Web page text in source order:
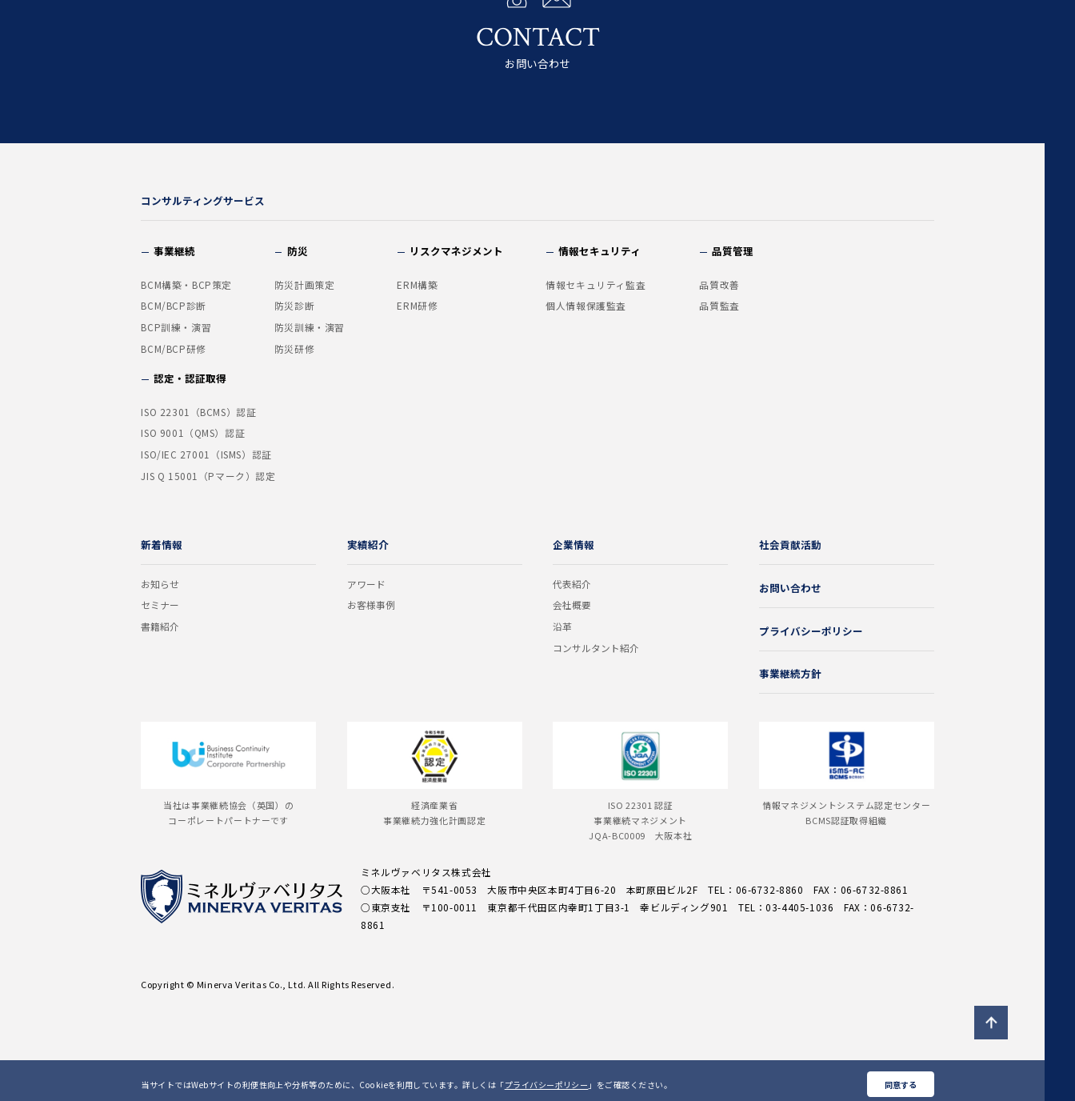
当サイトではWebサイトの利便性向上や分析等のために、Cookieを利用しています。詳しくは「プライバシーポリシー 」をご確認ください。 同意する
CONTACT
お問い合わせ
コンサルティングサービス
事業継続
BCM構築・BCP策定
BCM/BCP診断
BCP訓練・演習
BCM/BCP研修
防災
防災計画策定
防災診断
防災訓練・演習
防災研修
リスクマネジメント
ERM構築
ERM研修
情報セキュリティ
情報セキュリティ監査
個人情報保護監査
品質管理
品質改善
品質監査
認定・認証取得
ISO 22301（BCMS）認証
ISO 9001（QMS）認証
ISO/IEC 27001（ISMS）認証
JIS Q 15001（Pマーク）認定
新着情報
お知らせ
セミナー
書籍紹介
実績紹介
アワード
お客様事例
企業情報
代表紹介
会社概要
沿革
コンサルタント紹介
社会貢献活動
お問い合わせ
プライバシーポリシー
事業継続方針
当社は事業継続協会（英国）の
コーポレートパートナーです
経済産業省
事業継続力強化計画認定
ISO 22301 認証
事業継続マネジメント
JQA-BC0009 大阪本社
情報マネジメントシステム認定センター
BCMS認証取得組織
ミネルヴァベリタス株式会社
○大阪本社
〒541-0053 大阪市中央区本町4丁目6-20 本町原田ビル2FTEL： 06-6732-8860 FAX： 06-6732-8861
○東京支社
〒100-0011 東京都千代田区内幸町1丁目3-1幸ビルディング901 TEL：03-4405-1036 FAX：06-6732-
8861
Copyright © Minerva Veritas Co., Ltd. All Rights Reserved.